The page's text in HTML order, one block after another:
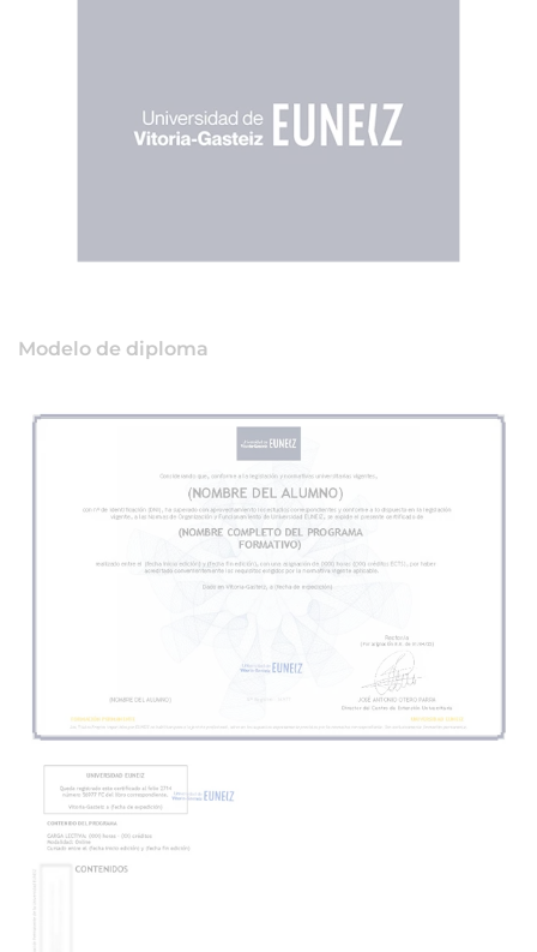
Modelo de diploma